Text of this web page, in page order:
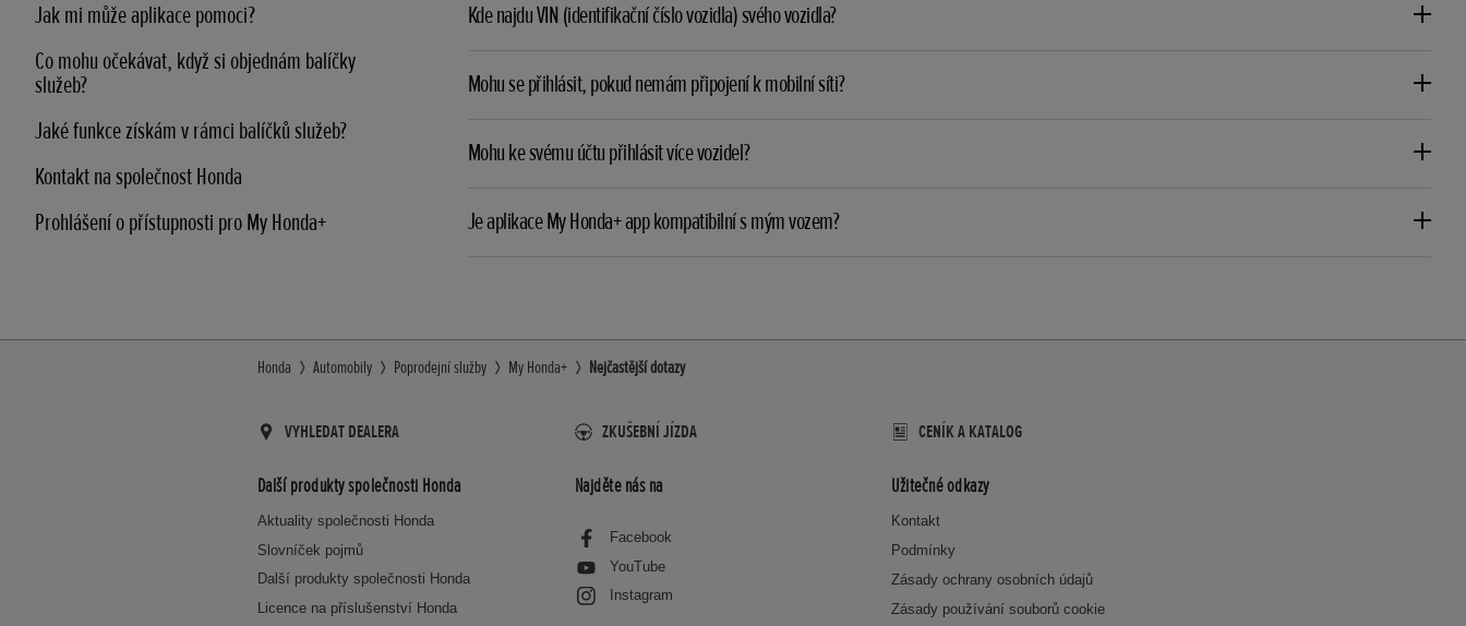
Jak mi může aplikace pomoci?
Co mohu očekávat, když si objednám balíčky
služeb?
Jaké funkce získám v rámci balíčků služeb?
Kontakt na společnost Honda
Prohlášení o přístupnosti pro My Honda+
Kde najdu VIN (identifikační číslo vozidla) svého vozidla?
Mohu se přihlásit, pokud nemám připojení k mobilní síti?
Mohu ke svému účtu přihlásit více vozidel?
Je aplikace My Honda+ app kompatibilní s mým vozem?
Honda Automobily Poprodejní služby My Honda+ Nejčastější dotazy
VYHLEDAT DEALERA ZKUŠEBNÍ JÍZDA CENÍK A KATALOG
Další produkty společnosti Honda
Aktuality společnosti Honda
Slovníček pojmů
Další produkty společnosti Honda
Licence na příslušenství Honda
Najděte nás na
Facebook
YouTube
Instagram
Užitečné odkazy
Kontakt
Podmínky
Zásady ochrany osobních údajů
Zásady používání souborů cookie